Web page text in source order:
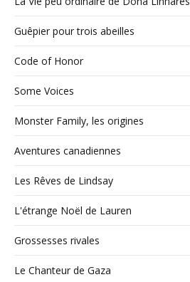
Guêpier pour trois abeilles
Code of Honor
Some Voices
Monster Family, les origines
Aventures canadiennes
Les Rêves de Lindsay
L'étrange Noël de Lauren
Grossesses rivales
Le Chanteur de Gaza